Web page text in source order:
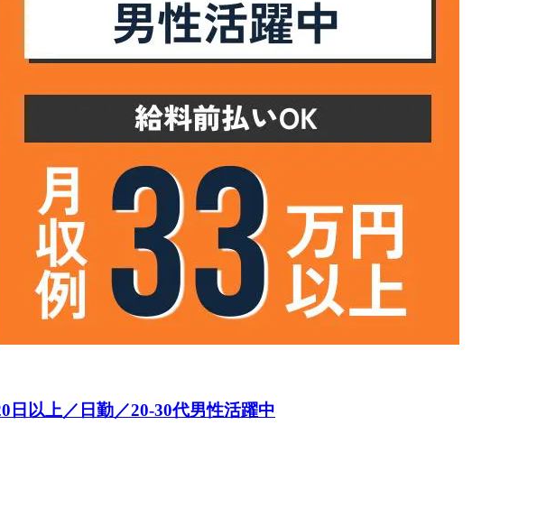
日以上／日勤／20-30代男性活躍中